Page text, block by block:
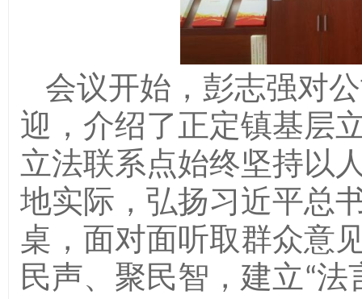
会议开始，彭志强对
迎，介绍了正定镇基层
立法联系点始终坚持以
地实际，弘扬习近平总
桌，面对面听取群众意
民声、聚民智，建立“法